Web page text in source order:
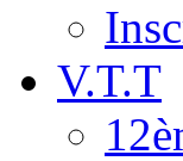
V.T.T